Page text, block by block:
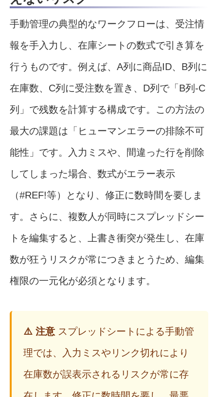
手動管理の典型的なワークフローは、受注情
報を手入力し、在庫シートの数式で引き算を
行うものです。例えば、A列に商品ID、B列に
在庫数、C列に受注数を置き、D列で「B列-C
列」で残数を計算する構成です。この方法の
最大の課題は「ヒューマンエラーの排除不可
能性」です。入力ミスや、間違った行を削除
してしまった場合、数式がエラー表示
（#REF!等）となり、修正に数時間を要しま
す。さらに、複数人が同時にスプレッドシー
トを編集すると、上書き衝突が発生し、在庫
数が狂うリスクが常につきまとうため、編集
権限の一元化が必須となります。
⚠️ 注意 スプレッドシートによる手動管
理では、入力ミスやリンク切れにより
在庫数が誤表示されるリスクが常に存